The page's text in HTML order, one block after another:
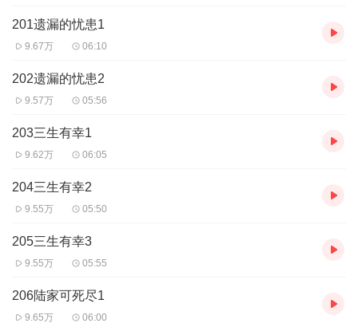
201遗漏的忧患1
9.67万 06:10
202遗漏的忧患2
9.57万 05:56
203三生有幸1
9.62万 06:05
204三生有幸2
9.55万 05:50
205三生有幸3
9.55万 05:55
206陆家可死尽1
9.65万 06:00